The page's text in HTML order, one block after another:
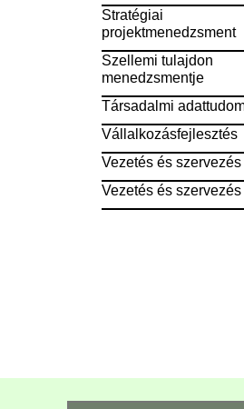
Stratégiai
projektmenedzsment
Szellemi tulajdon
menedzsmentje
Társadalmi
Vállalkozásfejlesztés
Vezetés és szervezés
Vezetés és